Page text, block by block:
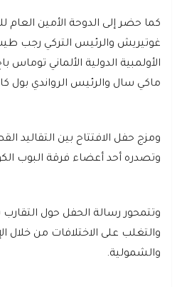
كما حضر إلى الدوحة الأمين العام
غوتيريش والرئيس التركي رجب
الأولمبية الدولية الألماني توماس
ماكي سال والرئيس الرواندي بول
ومزج حفل الافتتاح بين التقاليد
وتصدره أحد أعضاء فرقة البوب
وتتمحور رسالة الحفل حول
والتغلب على الاختلافات من خلال
والشمولية.